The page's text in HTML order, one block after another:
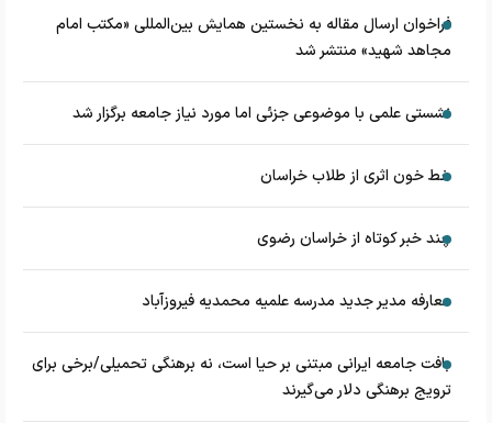
فراخوان ارسال مقاله به نخستین همایش بین‌المللی «مکتب امام
مجاهد شهید» منتشر شد
نشستی علمی با موضوعی جزئی اما مورد نیاز جامعه برگزار شد
خط خون اثری از طلاب خراسان
چند خبر کوتاه از خراسان رضوی
معارفه مدیر جدید مدرسه علمیه محمدیه فیروزآباد
بافت جامعه ایرانی مبتنی بر حیا است، نه برهنگی تحمیلی/برخی برای
ترویج برهنگی دلار می‌گیرند